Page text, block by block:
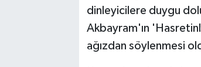
dinleyicilere duygu
Akbayram'ın
ağızdan söylenmesi